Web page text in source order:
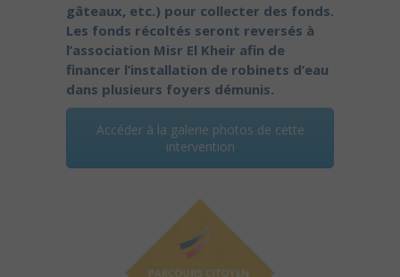
gâteaux, etc.) pour collecter des fonds.
Les fonds récoltés seront reversés à
l’association Misr El Kheir afin de
financer l’installation de robinets d’eau
dans plusieurs foyers démunis.
Accéder à la galerie photos de cette
intervention